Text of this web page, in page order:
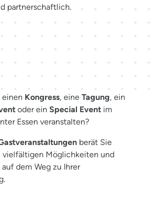
partnerschaftlich.
Ansprechpartner
Kongress, eine Tagung, ein
oder ein Special Event im
Essen veranstalten?
berät Sie
vielfältigen Möglichkeiten und
dem Weg zu Ihrer